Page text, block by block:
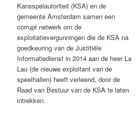
Kansspelautoriteit (KSA) en de
gemeente Amsterdam samen een
corrupt netwerk om de
exploitatievergunningen die de KSA na
goedkeuring van de Justitiële
Informatiedienst in 2014 aan de heer La
Lau (de nieuwe exploitant van de
speelhallen) heeft verleend, door de
Raad van Bestuur van de KSA te laten
intrekken.